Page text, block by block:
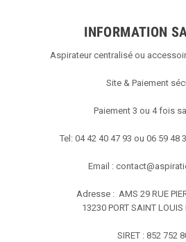
INFORMATION
Aspirateur centralisé ou
Site & Paiement
Paiement 3 ou 4 fois
Tel: 04 42 40 47 93 ou 06 59 48
Email :
Adresse : AMS 29 RUE
13230 PORT SAINT LOUIS
SIRET : 852 752